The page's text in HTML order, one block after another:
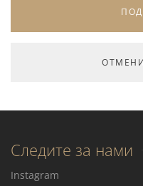
Следите за нами
Instagram